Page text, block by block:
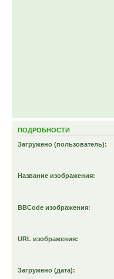
ПОДРОБНОСТИ
Загружено (пользователь):
Название изображения:
BBCode изображения:
URL изображения:
Загружено (дата):